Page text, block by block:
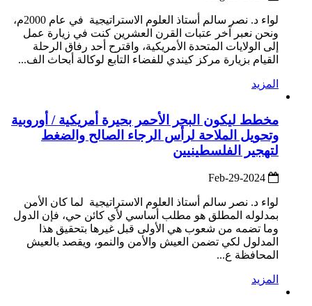
لواء د. نصر سالم أستاذ العلوم الاستراتيجية في عام 2000م،
ونحن نعبر آخر عتبات القرن العشرين كنت في زيارة عمل
إلى الولايات المتحدة الأمريكية، واقترح أحد رفاق الرحلة
القيام بزيارة مركز كيندي للفضاء التابع لوكالة أبحاث الف...
المزيد
مخطط ليكون البحر الأحمر بحيرة أمريكية / أوروبية
وتحويل الملاحة لرأس الرجاء الصالح والضغط
لتهجير الفلسطينيين
لواء د. نصر سالم أستاذ العلوم الاستراتيجية لما كان الأمن
بمدلوله المطلق هو مطلب أساسي لأي كائن حي، فإن الدول
وما تضمه من شعوب هي الأولى قبل غيرها بتحقيق هذا
المدلول لكي تضمن العيش والأمن والنمو، ويقصد بالعيش
المحافظة ع...
المزيد